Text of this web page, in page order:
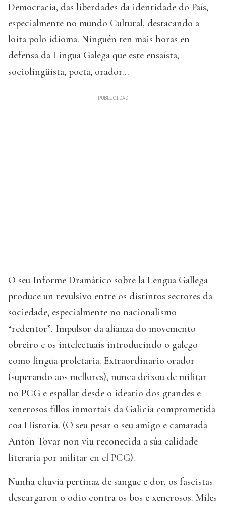
Democracia, das liberdades da identidade do País,
especialmente no mundo Cultural, destacando a
loita polo idioma. Ninguén ten mais horas en
defensa da Lingua Galega que este ensaísta,
sociolingüista, poeta, orador…
O seu Informe Dramático sobre la Lengua Gallega
produce un revulsivo entre os distintos sectores da
sociedade, especialmente no nacionalismo
“redentor”. Impulsor da alianza do movemento
obreiro e os intelectuais introducindo o galego
como lingua proletaria. Extraordinario orador
(superando aos mellores), nunca deixou de militar
no PCG e espallar desde o ideario dos grandes e
xenerosos fillos inmortais da Galicia comprometida
coa Historia. (O seu pesar o seu amigo e camarada
Antón Tovar non viu recoñecida a súa calidade
literaria por militar en el PCG).
Nunha chuvia pertinaz de sangue e dor, os fascistas
descargaron o odio contra os bos e xenerosos. Miles